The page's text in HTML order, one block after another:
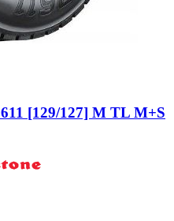
[129/127] M TL M+S